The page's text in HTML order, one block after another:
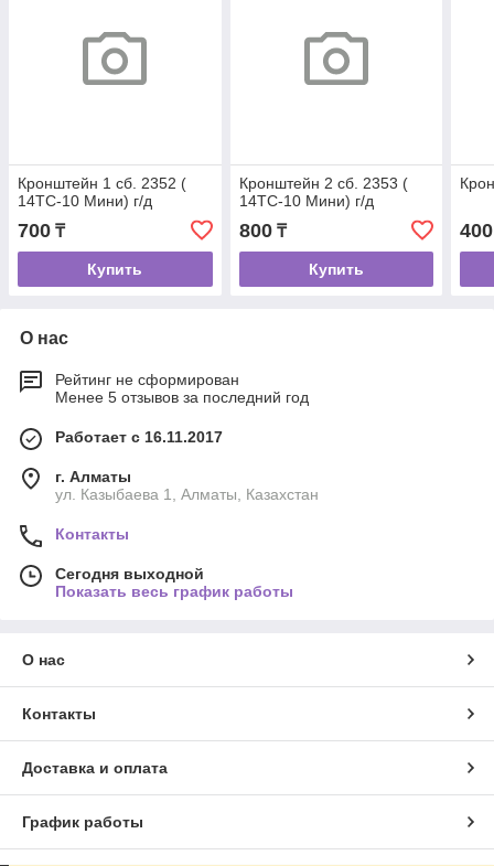
Кронштейн 1 сб. 2352 (
14ТС-10 Мини) г/д
700 ₸
Купить
Кронштейн 2 сб. 2353 (
14ТС-10 Мини) г/д
800₸
Купить
400
О нас
Рейтинг не сформирован
Менее 5 отзывов за последний год
Работает с 16.11.2017
г. Алматы
ул. Казыбаева 1, Алматы, Казахстан
Контакты
Сегодня выходной
Показать весь график работы
О нас
Контакты
Доставка и оплата
График работы